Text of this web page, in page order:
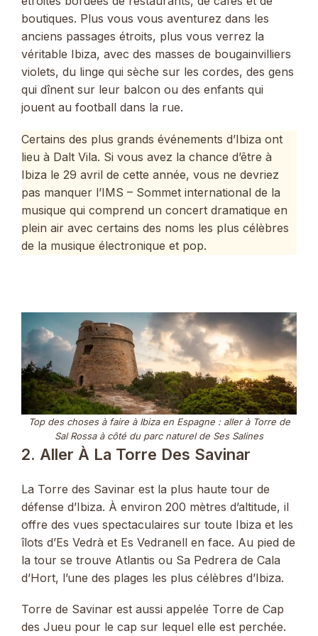
boutiques. Plus vous vous aventurez dans les
anciens passages étroits, plus vous verrez la
véritable Ibiza, avec des masses de bougainvilliers
violets, du linge qui sèche sur les cordes, des gens
qui dînent sur leur balcon ou des enfants qui
jouent au football dans la rue.
Certains des plus grands événements d’Ibiza ont
lieu à Dalt Vila. Si vous avez la chance d’être à
Ibiza le 29 avril de cette année, vous ne devriez
pas manquer l’IMS – Sommet international de la
musique qui comprend un concert dramatique en
plein air avec certains des noms les plus célèbres
de la musique électronique et pop.
Top des choses à faire à Ibiza en Espagne : aller à Torre de
Sal Rossa à côté du parc naturel de Ses Salines
2. Aller À La Torre Des Savinar
La Torre des Savinar est la plus haute tour de
défense d’Ibiza. À environ 200 mètres d’altitude, il
offre des vues spectaculaires sur toute Ibiza et les
îlots d’Es Vedrà et Es Vedranell en face. Au pied de
la tour se trouve Atlantis ou Sa Pedrera de Cala
d’Hort, l’une des plages les plus célèbres d’Ibiza.
Torre de Savinar est aussi appelée Torre de Cap
des Jueu pour le cap sur lequel elle est perchée.